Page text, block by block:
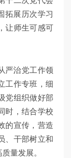
拓展历次学习
让师生可感可
严治党工作领
工作专班，细
党组织做好部
时，结合学校
的宣传，营造
、干部树立和
量发展。